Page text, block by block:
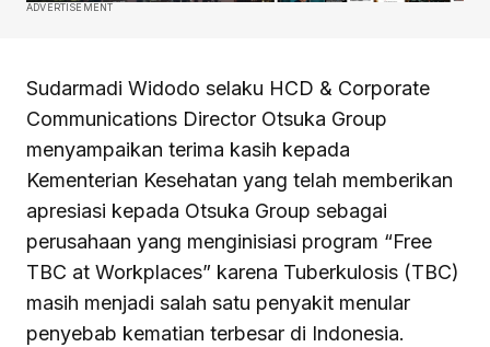
ADVERTISEMENT
Sudarmadi Widodo selaku HCD & Corporate
Communications Director Otsuka Group
menyampaikan terima kasih kepada
Kementerian Kesehatan yang telah memberikan
apresiasi kepada Otsuka Group sebagai
perusahaan yang menginisiasi program “Free
TBC at Workplaces” karena Tuberkulosis (TBC)
masih menjadi salah satu penyakit menular
penyebab kematian terbesar di Indonesia.